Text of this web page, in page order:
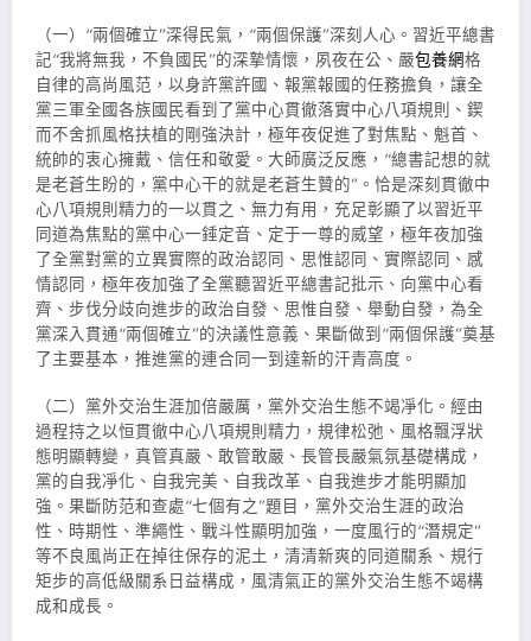
（一）“兩個確立”深得民氣，“兩個保護”深刻人心。習近平總書
記“我將無我，不負國民”的深摯情懷，夙夜在公、嚴包養網格
自律的高尚風范，以身許黨許國、報黨報國的任務擔負，讓全
黨三軍全國各族國民看到了黨中心貫徹落實中心八項規則、鍥
而不舍抓風格扶植的剛強決計，極年夜促進了對焦點、魁首、
統帥的衷心擁戴、信任和敬愛。大師廣泛反應，“總書記想的就
是老蒼生盼的，黨中心干的就是老蒼生贊的”。恰是深刻貫徹中
心八項規則精力的一以貫之、無力有用，充足彰顯了以習近平
同道為焦點的黨中心一錘定音、定于一尊的威望，極年夜加強
了全黨對黨的立異實際的政治認同、思惟認同、實際認同、感
情認同，極年夜加強了全黨聽習近平總書記批示、向黨中心看
齊、步伐分歧向進步的政治自發、思惟自發、舉動自發，為全
黨深入貫通“兩個確立”的決議性意義、果斷做到“兩個保護”奠基
了主要基本，推進黨的連合同一到達新的汗青高度。
（二）黨外交治生涯加倍嚴厲，黨外交治生態不竭凈化。經由
過程持之以恒貫徹中心八項規則精力，規律松弛、風格飄浮狀
態明顯轉變，真管真嚴、敢管敢嚴、長管長嚴氣氛基礎構成，
黨的自我凈化、自我完美、自我改革、自我進步才能明顯加
強。果斷防范和查處“七個有之”題目，黨外交治生涯的政治
性、時期性、準繩性、戰斗性顯明加強，一度風行的“潛規定”
等不良風尚正在掉往保存的泥土，清清新爽的同道關系、規行
矩步的高低級關系日益構成，風清氣正的黨外交治生態不竭構
成和成長。